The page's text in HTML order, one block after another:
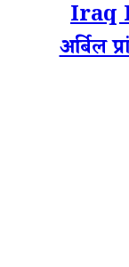
Iraq
अर्बिल